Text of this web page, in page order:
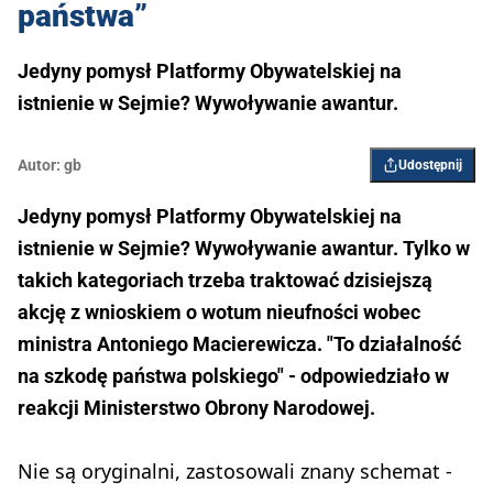
państwa”
Jedyny pomysł Platformy Obywatelskiej na
istnienie w Sejmie? Wywoływanie awantur.
Autor: gb Udostępnij
Jedyny pomysł Platformy Obywatelskiej na
istnienie w Sejmie? Wywoływanie awantur. Tylko w
takich kategoriach trzeba traktować dzisiejszą
akcję z wnioskiem o wotum nieufności wobec
ministra Antoniego Macierewicza. "To działalność
na szkodę państwa polskiego" - odpowiedziało w
reakcji Ministerstwo Obrony Narodowej.
Nie są oryginalni, zastosowali znany schemat -